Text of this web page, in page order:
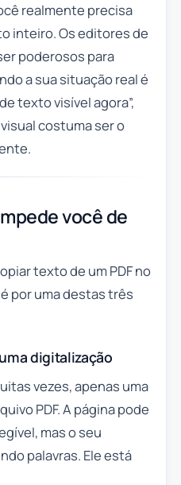
realmente precisa
inteiro. Os editores de
poderosos para
a sua situação real é
texto visível agora”,
costuma ser o
você de
texto de um PDF no
por uma destas três
uma digitalização
vezes, apenas uma
PDF. A página pode
mas o seu
palavras. Ele está